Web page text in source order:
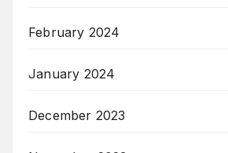
February 2024
January 2024
December 2023